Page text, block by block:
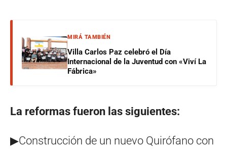
MIRÁ TAMBIÉN
Villa Carlos Paz celebró el Día
Internacional de la Juventud con «Viví La
Fábrica»
La reformas fueron las siguientes:
▶Construcción de un nuevo Quirófano con